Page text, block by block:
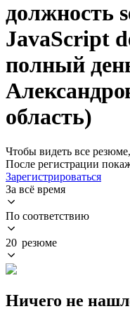
должность
JavaScript
полный
область)
Чтобы видеть все
После регистрации
Зарегистрироваться
За всё время
По соответствию
20 резюме
Ничего не